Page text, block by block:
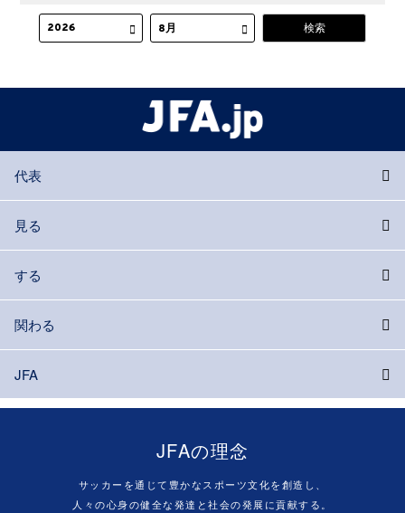
代表
見る
する
関わる
JFA
JFAの理念
サッカーを通じて豊かなスポーツ文化を創造し、
人々の心身の健全な発達と社会の発展に貢献する。